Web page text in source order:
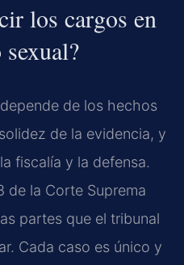
los cargos en
de los hechos
de la evidencia, y
fiscalía y la defensa.
de la Corte Suprema
partes que el tribunal
Cada caso es único y